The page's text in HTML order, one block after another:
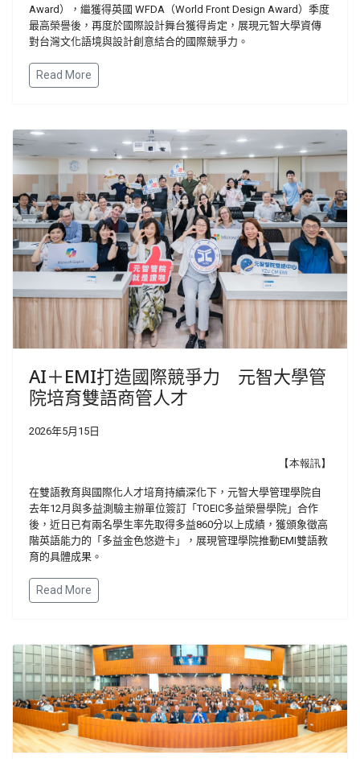
Award ），繼獲得英國 WFDA （World Front Design Award ）季度
最高榮譽後，再度於國際設計舞台獲得肯定，展現元智大學資傳
對台灣文化語境與設計創意結合的國際競爭力。
Read More
AI＋EMI打造國際競爭力 元智大學管
院培育雙語商管人才
2026年5月15日
【本報訊】
在雙語教育與國際化人才培育持續深化下，元智大學管理學院自
去年12 月與多益測驗主辦單位簽訂「TOEIC多益榮譽學院」合作
後，近日已有兩名學生率先取得多益860分以上成績，獲頒象徵高
階英語能力的「多益金色悠遊卡」，展現管理學院推動EMI雙語教
育的具體成果。
Read More